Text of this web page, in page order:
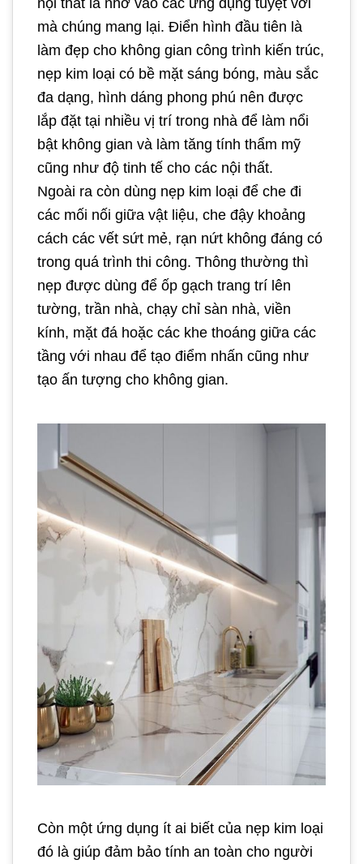
nội thất là nhờ vào các ứng dụng tuyệt vời
mà chúng mang lại. Điển hình đầu tiên là
làm đẹp cho không gian công trình kiến trúc,
nẹp kim loại có bề mặt sáng bóng, màu sắc
đa dạng, hình dáng phong phú nên được
lắp đặt tại nhiều vị trí trong nhà để làm nổi
bật không gian và làm tăng tính thẩm mỹ
cũng như độ tinh tế cho các nội thất.
Ngoài ra còn dùng nẹp kim loại để che đi
các mối nối giữa vật liệu, che đậy khoảng
cách các vết sứt mẻ, rạn nứt không đáng có
trong quá trình thi công. Thông thường thì
nẹp được dùng để ốp gạch trang trí lên
tường, trần nhà, chạy chỉ sàn nhà, viền
kính, mặt đá hoặc các khe thoáng giữa các
tầng với nhau để tạo điểm nhấn cũng như
tạo ấn tượng cho không gian.
Còn một ứng dụng ít ai biết của nẹp kim loại
đó là giúp đảm bảo tính an toàn cho người